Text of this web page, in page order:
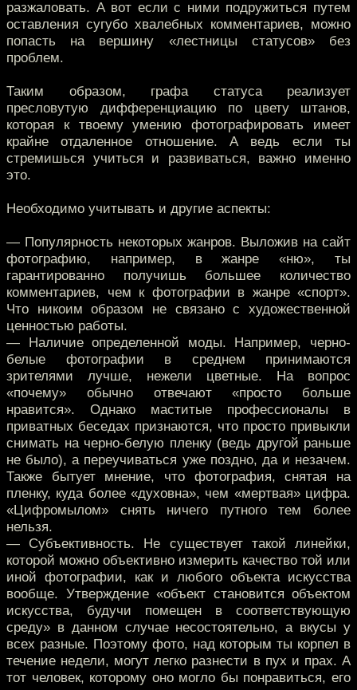
разжаловать. А вот если с ними подружиться путем
оставления сугубо хвалебных комментариев, можно
попасть на вершину «лестницы статусов» без
проблем.
Таким образом, графа статуса реализует
пресловутую дифференциацию по цвету штанов,
которая к твоему умению фотографировать имеет
крайне отдаленное отношение. А ведь если ты
стремишься учиться и развиваться, важно именно
это.
Необходимо учитывать и другие аспекты:
— Популярность некоторых жанров. Выложив на сайт
фотографию, например, в жанре «ню», ты
гарантированно получишь большее количество
комментариев, чем к фотографии в жанре «спорт».
Что никоим образом не связано с художественной
ценностью работы.
— Наличие определенной моды. Например, черно-
белые фотографии в среднем принимаются
зрителями лучше, нежели цветные. На вопрос
«почему» обычно отвечают «просто больше
нравится». Однако маститые профессионалы в
приватных беседах признаются, что просто привыкли
снимать на черно-белую пленку (ведь другой раньше
не было), а переучиваться уже поздно, да и незачем.
Также бытует мнение, что фотография, снятая на
пленку, куда более «духовна», чем «мертвая» цифра.
«Цифромылом» снять ничего путного тем более
нельзя.
— Субъективность. Не существует такой линейки,
которой можно объективно измерить качество той или
иной фотографии, как и любого объекта искусства
вообще. Утверждение «объект становится объектом
искусства, будучи помещен в соответствующую
среду» в данном случае несостоятельно, а вкусы у
всех разные. Поэтому фото, над которым ты корпел в
течение недели, могут легко разнести в пух и прах. А
тот человек, которому оно могло бы понравиться, его